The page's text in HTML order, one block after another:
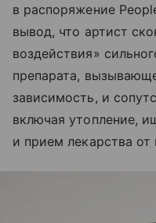
в распоряжение
вывод, что артист
воздействия»
препарата,
зависимость, и
включая утопление,
и прием лекарства от